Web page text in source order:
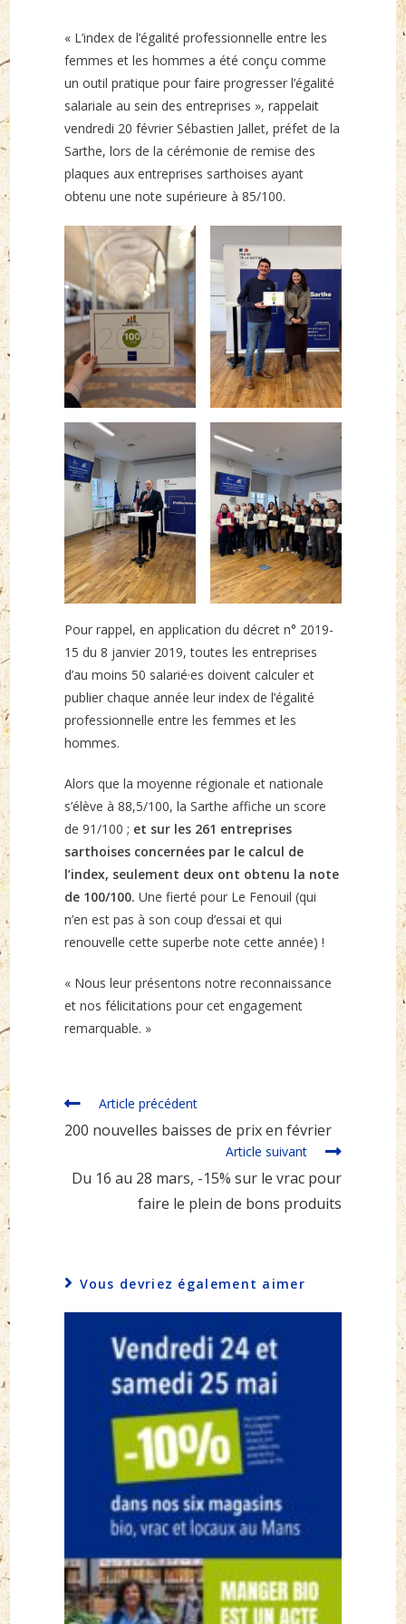
« L’index de l’égalité professionnelle entre les
femmes et les hommes a été conçu comme
un outil pratique pour faire progresser l’égalité
salariale au sein des entreprises », rappelait
vendredi 20 février Sébastien Jallet, préfet de la
Sarthe, lors de la cérémonie de remise des
plaques aux entreprises sarthoises ayant
obtenu une note supérieure à 85/100.
Pour rappel, en application du décret n° 2019-
15 du 8 janvier 2019, toutes les entreprises
d’au moins 50 salarié·es doivent calculer et
publier chaque année leur index de l’égalité
professionnelle entre les femmes et les
hommes.
Alors que la moyenne régionale et nationale
s’élève à 88,5/100, la Sarthe affiche un score
de 91/100 ; et sur les 261 entreprises
sarthoises concernées par le calcul de
l’index, seulement deux ont obtenu la note
de 100/100.Une fierté pour Le Fenouil (qui
n’en est pas à son coup d’essai et qui
renouvelle cette superbe note cette année) !
« Nous leur présentons notre reconnaissance
et nos félicitations pour cet engagement
remarquable. »
Read
articles
Article précédent
200 nouvelles baisses de prix en février
Article suivant
Du 16 au 28 mars, -15% sur le vrac pour
faire le plein de bons produits
Vous devriez également aimer